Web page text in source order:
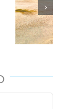
V-